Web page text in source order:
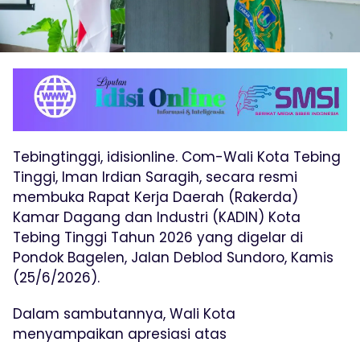
Tebingtinggi, idisionline. Com-Wali Kota Tebing
Tinggi, Iman Irdian Saragih, secara resmi
membuka Rapat Kerja Daerah (Rakerda)
Kamar Dagang dan Industri (KADIN) Kota
Tebing Tinggi Tahun 2026 yang digelar di
Pondok Bagelen, Jalan Deblod Sundoro, Kamis
(25/6/2026).
Dalam sambutannya, Wali Kota
menyampaikan apresiasi atas